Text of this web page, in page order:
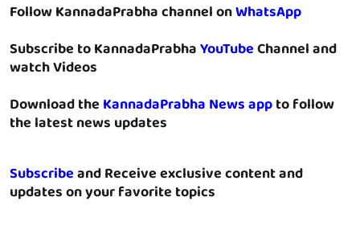
Follow KannadaPrabha channel onWhatsApp
Subscribe to KannadaPrabhaYouTubeChannel and
watch Videos
Download theKannadaPrabha News appto follow
the latest news updates
Subscribeand Receive exclusive content and
updates on your favorite topics